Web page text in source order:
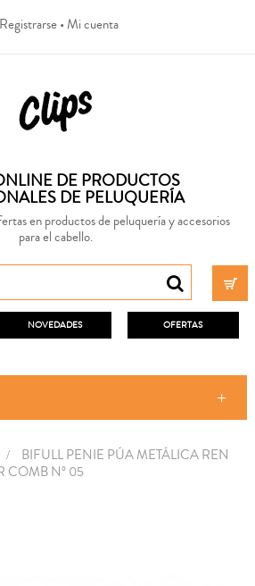
• Mi cuenta
DE PRODUCTOS
DE PELUQUERÍA
en productos de peluquería y accesorios
para el cabello.
NOVEDADES OFERTAS
BIFULL PENIE PÚA METÁLICA REN
COMB Nº 05